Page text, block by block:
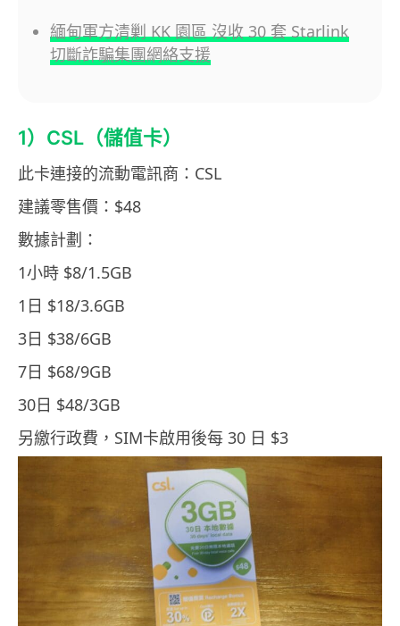
緬甸軍方清剿 KK 園區 沒收 30 套 Starlink
切斷詐騙集團網絡支援
1）CSL（儲值卡）
此卡連接的流動電訊商：CSL
建議零售價：$48
數據計劃：
1小時 $8/1.5GB
1日 $18/3.6GB
3日 $38/6GB
7日 $68/9GB
30日 $48/3GB
另繳行政費，SIM卡啟用後每 30 日 $3